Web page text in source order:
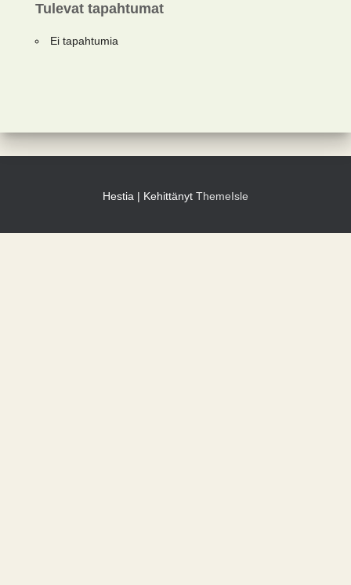
Tulevat tapahtumat
Ei tapahtumia
Hestia | Kehittänyt ThemeIsle